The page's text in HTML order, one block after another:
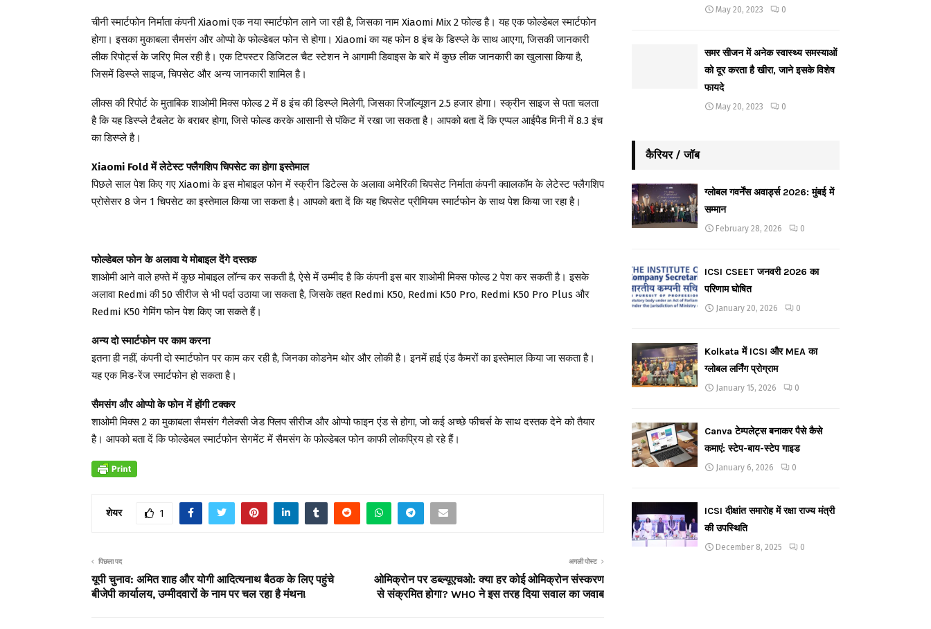
चीनी स्मार्टफोन निर्माता कंपनी Xiaomi एक नया स्मार्टफोन लाने जा रही है, जिसका नाम Xiaomi Mix 2 फोल्ड है। यह एक फोल्डेबल स्मार्टफोन
होगा। इसका मुकाबला सैमसंग और ओप्पो के फोल्डेबल फोन से होगा। Xiaomi का यह फोन 8 इंच के डिस्प्ले के साथ आएगा, जिसकी जानकारी
लीक रिपोर्ट्स के जरिए मिल रही है। एक टिपस्टर डिजिटल चैट स्टेशन ने आगामी डिवाइस के बारे में कुछ लीक जानकारी का खुलासा किया है,
जिसमें डिस्प्ले साइज, चिपसेट और अन्य जानकारी शामिल है।
लीक्स की रिपोर्ट के मुताबिक शाओमी मिक्स फोल्ड 2 में 8 इंच की डिस्प्ले मिलेगी, जिसका रिजॉल्यूशन 2.5 हजार होगा। स्क्रीन साइज से पता चलता
है कि यह डिस्प्ले टैबलेट के बराबर होगा, जिसे फोल्ड करके आसानी से पॉकेट में रखा जा सकता है। आपको बता दें कि एप्पल आईपैड मिनी में 8.3 इंच
का डिस्प्ले है।
Xiaomi Fold में लेटेस्ट फ्लैगशिप चिपसेट का होगा इस्तेमाल
पिछले साल पेश किए गए Xiaomi के इस मोबाइल फोन में स्क्रीन डिटेल्स के अलावा अमेरिकी चिपसेट निर्माता कंपनी क्वालकॉम के लेटेस्ट फ्लैगशिप
प्रोसेसर 8 जेन 1 चिपसेट का इस्तेमाल किया जा सकता है। आपको बता दें कि यह चिपसेट प्रीमियम स्मार्टफोन के साथ पेश किया जा रहा है।
फोल्डेबल फोन के अलावा ये मोबाइल देंगे दस्तक
शाओमी आने वाले हफ्ते में कुछ मोबाइल लॉन्च कर सकती है, ऐसे में उम्मीद है कि कंपनी इस बार शाओमी मिक्स फोल्ड 2 पेश कर सकती है। इसके
अलावा Redmi की 50 सीरीज से भी पर्दा उठाया जा सकता है, जिसके तहत Redmi K50, Redmi K50 Pro, Redmi K50 Pro Plus और
Redmi K50 गेमिंग फोन पेश किए जा सकते हैं।
अन्य दो स्मार्टफोन पर काम करना
इतना ही नहीं, कंपनी दो स्मार्टफोन पर काम कर रही है, जिनका कोडनेम थोर और लोकी है। इनमें हाई एंड कैमरों का इस्तेमाल किया जा सकता है।
यह एक मिड-रेंज स्मार्टफोन हो सकता है।
सैमसंग और ओप्पो के फोन में होंगी टक्कर
शाओमी मिक्स 2 का मुकाबला सैमसंग गैलेक्सी जेड फ्लिप सीरीज और ओप्पो फाइन एंड से होगा, जो कई अच्छे फीचर्स के साथ दस्तक देने को तैयार
है। आपको बता दें कि फोल्डेबल स्मार्टफोन सेगमेंट में सैमसंग के फोल्डेबल फोन काफी लोकप्रिय हो रहे हैं।
शेयर 1
पिछला पद
यूपी चुनाव: अमित शाह और योगी आदित्यनाथ बैठक के लिए पहुंचे
बीजेपी कार्यालय, उम्मीदवारों के नाम पर चल रहा है मंथन!
अगली पोस्ट
ओमिक्रोन पर डब्ल्यूएचओ: क्या हर कोई ओमिक्रोन संस्करण
से संक्रमित होगा? WHO ने इस तरह दिया सवाल का जवाब
May 20, 2023 0
समर सीजन में अनेक स्वास्थ्य समस्याओं
को दूर करता है खीरा, जाने इसके विशेष
फायदे
May 20, 2023 0
कैरियर / जॉब
ग्लोबल गवर्नेंस अवार्ड्स 2026: मुंबई में
सम्मान
February 28, 2026 0
ICSI CSEET जनवरी 2026 का
परिणाम घोषित
January 20, 2026 0
Kolkata में ICSI और MEA का
ग्लोबल लर्निंग प्रोग्राम
January 15, 2026 0
Canva टेम्पलेट्स बनाकर पैसे कैसे
कमाएं: स्टेप-बाय-स्टेप गाइड
January 6, 2026 0
ICSI दीक्षांत समारोह में रक्षा राज्य मंत्री
की उपस्थिति
December 8, 2025 0